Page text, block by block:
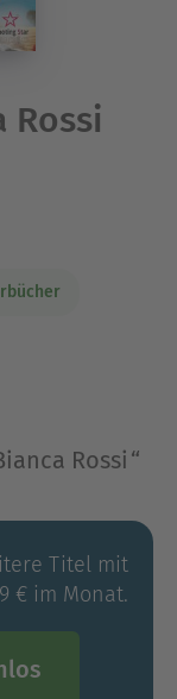
Rossi
Rossi“
Titel mit
€ im Monat.